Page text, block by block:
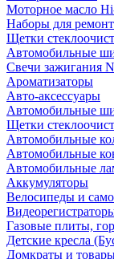
Моторное масло
Наборы для
Щетки
Автомобильные
Свечи зажигания
Ароматизаторы
Авто-аксессуары
Автомобильные
Щетки
Автомобильные
Автомобильные
Автомобильные
Аккумуляторы
Велосипеды и
Газовые плиты,
Детские кресла
Домкраты и